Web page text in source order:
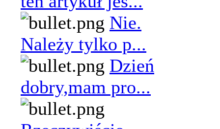
Nie.
Należy tylko p...
Dzień
dobry,mam pro...